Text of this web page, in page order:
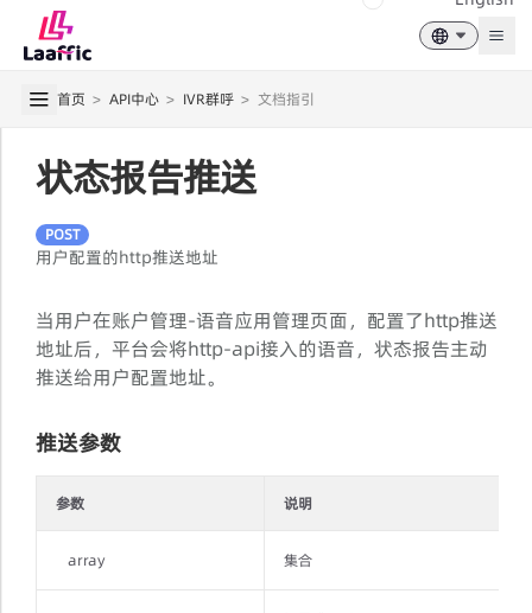
首页 > API中心 > IVR群呼 > 文档指引
状态报告推送
POST
用户配置的http推送地址
当用户在账户管理-语音应用管理页面，配置了http推送
地址后，平台会将http-api接入的语音，状态报告主动
推送给用户配置地址。
推送参数
参数 说明
array 集合